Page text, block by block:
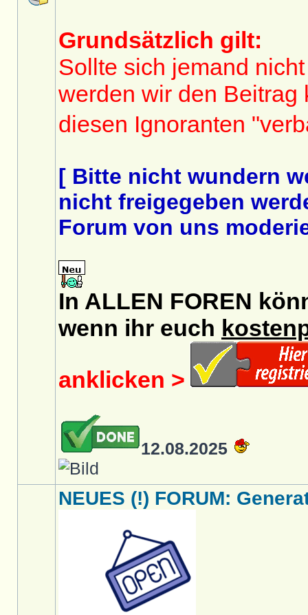
Grundsätzlich gilt:
Sollte sich jemand
werden wir den Beitrag
diesen Ignoranten
[ Bitte nicht wundern
nicht freigegeben
Forum von uns
In ALLEN FOREN
wenn ihr euch
anklicken >
12.08.2025
NEUES (!) FORUM: